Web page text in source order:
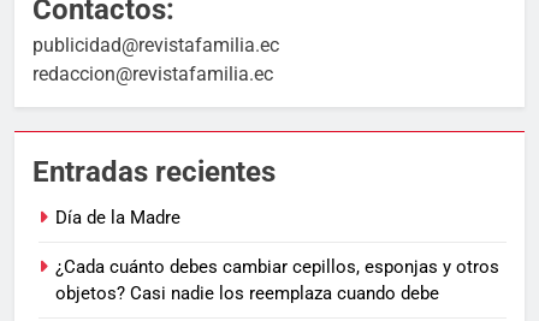
Contactos:
publicidad@revistafamilia.ec
redaccion@revistafamilia.ec
Entradas recientes
Día de la Madre
¿Cada cuánto debes cambiar cepillos, esponjas y otros
objetos? Casi nadie los reemplaza cuando debe